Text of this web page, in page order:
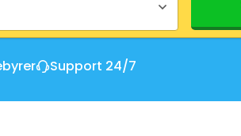
Support 24/7